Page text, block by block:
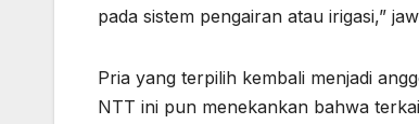
pada sistem pengairan atau irigasi,”
Pria yang terpilih kembali menjadi
NTT ini pun menekankan bahwa